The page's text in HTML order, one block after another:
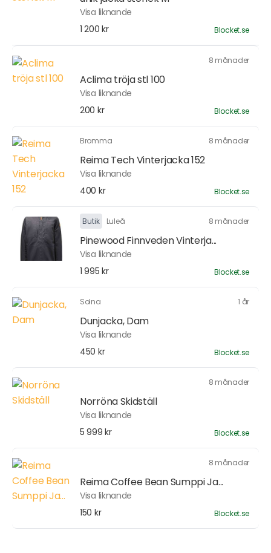
Visa liknande
1 200 kr
Blocket.se
8 månader
Aclima tröja stl 100
Visa liknande
200 kr
Blocket.se
Bromma 8 månader
Reima Tech Vinterjacka 152
Visa liknande
400 kr
Blocket.se
Butik Luleå 8 månader
Pinewood Finnveden Vinterja...
Visa liknande
1 995 kr
Blocket.se
Solna 1 år
Dunjacka, Dam
Visa liknande
450 kr
Blocket.se
8 månader
Norröna Skidställ
Visa liknande
5 999 kr
Blocket.se
8 månader
Reima Coffee Bean Sumppi Ja...
Visa liknande
150 kr
Blocket.se